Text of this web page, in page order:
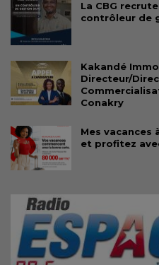
La CBG
contrôleur de
Kakandé
Directeur/
Conakry
Mes vacances
et profitez